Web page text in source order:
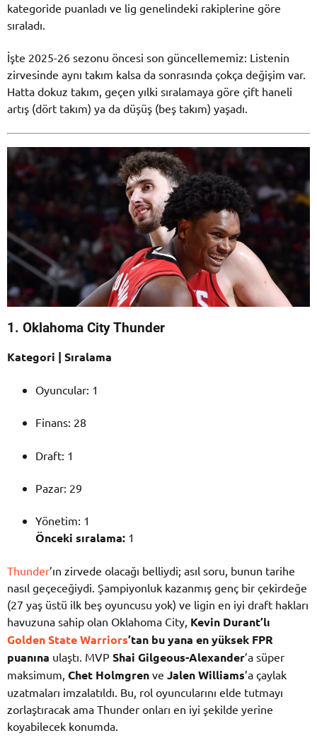
kategoride puanladı ve lig genelindeki rakiplerine göre
sıraladı.
İşte 2025-26 sezonu öncesi son güncellememiz: Listenin
zirvesinde aynı takım kalsa da sonrasında çokça değişim var.
Hatta dokuz takım, geçen yılki sıralamaya göre çift haneli
artış (dört takım) ya da düşüş (beş takım) yaşadı.
1. Oklahoma City Thunder
Kategori | Sıralama
Oyuncular: 1
Finans: 28
Draft: 1
Pazar: 29
Yönetim: 1
Önceki sıralama: 1
Thunder’ın zirvede olacağı belliydi; asıl soru, bunun tarihe
nasıl geçeceğiydi. Şampiyonluk kazanmış genç bir çekirdeğe
(27 yaş üstü ilk beş oyuncusu yok) ve ligin en iyi draft hakları
havuzuna sahip olan Oklahoma City, Kevin Durant’lı
Golden State Warriors’tan bu yana en yüksek FPR
puanına ulaştı. MVP Shai Gilgeous-Alexander’a süper
maksimum, Chet Holmgren ve Jalen Williams’a çaylak
uzatmaları imzalatıldı. Bu, rol oyuncularını elde tutmayı
zorlaştıracak ama Thunder onları en iyi şekilde yerine
koyabilecek konumda.